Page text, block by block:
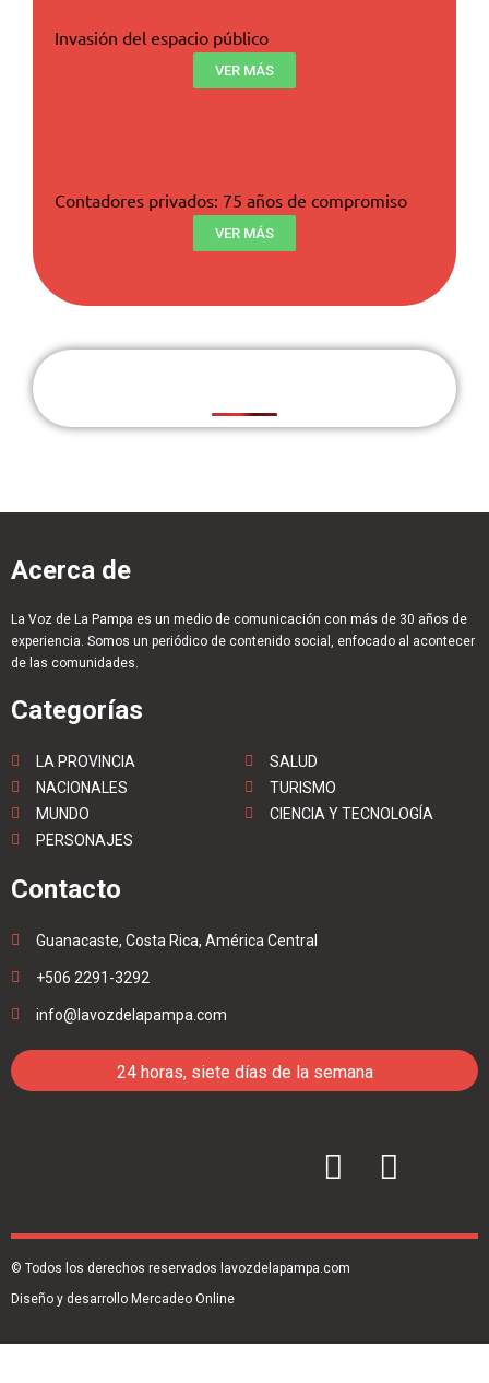
Invasión del espacio público
VER MÁS
Contadores privados: 75 años de compromiso
VER MÁS
Acerca de
La Voz de La Pampa es un medio de comunicación con más de 30 años de
experiencia. Somos un periódico de contenido social, enfocado al acontecer
de las comunidades.
Categorías
LA PROVINCIA
NACIONALES
MUNDO
PERSONAJES
SALUD
TURISMO
CIENCIA Y TECNOLOGÍA
Contacto
Guanacaste, Costa Rica, América Central
+506 2291-3292
info@lavozdelapampa.com
24 horas, siete días de la semana
© Todos los derechos reservados lavozdelapampa.com
Diseño y desarrollo Mercadeo Online